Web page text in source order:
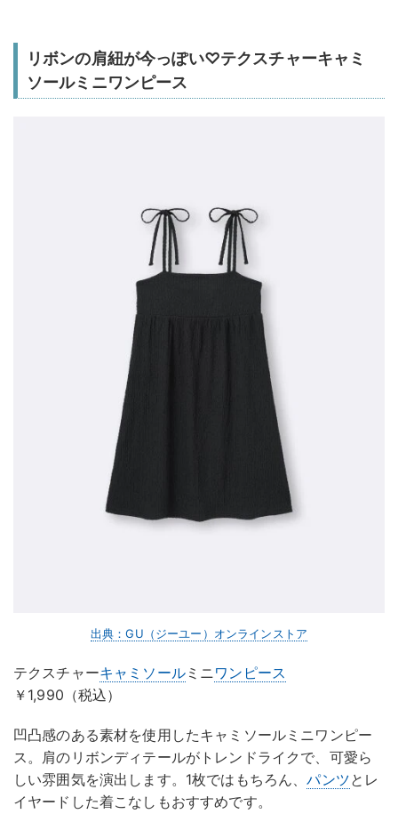
リボンの肩紐が今っぽい♡テクスチャーキャミ
ソールミニワンピース
出典：GU（ジーユー）オンラインストア
テクスチャーキャミソールミニ ワンピース
￥1,990（税込）
凹凸感のある素材を使用したキャミソールミニワンピー
ス。肩のリボンディテールがトレンドライクで、可愛ら
しい雰囲気を演出します。1枚ではもちろん、パンツとレ
イヤードした着こなしもおすすめです。